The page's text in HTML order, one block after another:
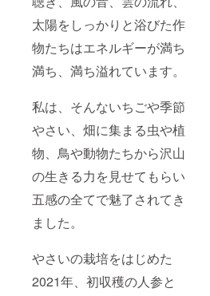
太陽をしっかりと浴びた作
物たちはエネルギーが満ち
満ち、満ち溢れています。
私は、そんないちごや季節
やさい、畑に集まる虫や植
物、鳥や動物たちから沢山
の生きる力を見せてもらい
五感の全てで魅了されてき
ました。
やさいの栽培をはじめた
2021年、初収穫の人参と